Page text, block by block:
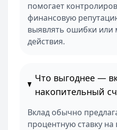
помогает
финансовую
выявлять ошибки
действия.
Что выгоднее —
накопительный
Вклад обычно
процентную ставку на